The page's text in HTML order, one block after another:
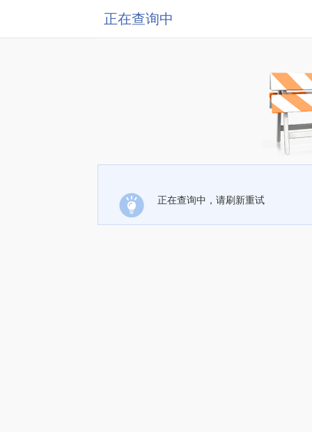
正在查询中
正在查询中，请刷新重试